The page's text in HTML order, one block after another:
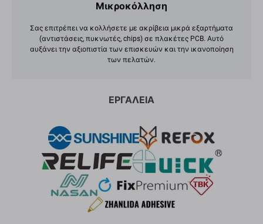
Μικροκόλληση
Σας επιτρέπει να κολλήσετε με ακρίβεια μικρά εξαρτήματα
(αντιστάσεις, πυκνωτές, chips) σε πλακέτες PCB. Αυτό
αυξάνει την αξιοπιστία των επισκευών και την ικανοποίηση
των πελατών.
ΕΡΓΑΛΕΙΑ